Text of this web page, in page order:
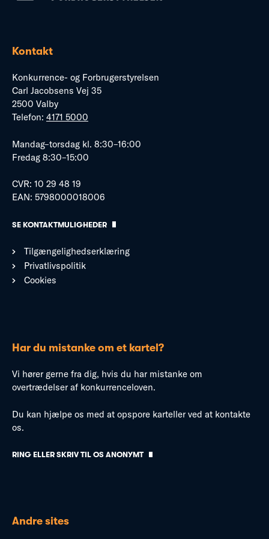
Kontakt
Konkurrence- og Forbrugerstyrelsen
Carl Jacobsens Vej 35
2500 Valby
Telefon: 4171 5000
Mandag–torsdag kl. 8:30–16:00
Fredag 8:30–15:00
CVR: 10 29 48 19
EAN: 5798000018006
SE KONTAKTMULIGHEDER
Tilgængelighedserklæring
Privatlivspolitik
Cookies
Har du mistanke om et kartel?
Vi hører gerne fra dig, hvis du har mistanke om
overtrædelser af konkurrenceloven.
Du kan hjælpe os med at opspore karteller ved at kontakte
os.
RING ELLER SKRIV TIL OS ANONYMT
Andre sites